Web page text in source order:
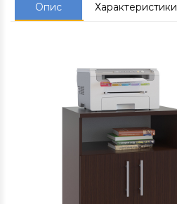
Опис Характеристики